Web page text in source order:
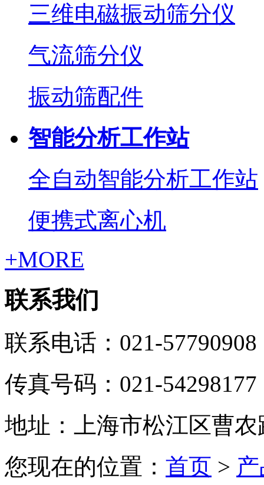
三维电磁振动筛分仪
气流筛分仪
振动筛配件
智能分析工作站
全自动智能分析工作站
便携式离心机
+MORE
联系我们
联系电话：021-57790908
传真号码：021-54298177
地址：上海市松江区曹农
您现在的位置： 首页 >